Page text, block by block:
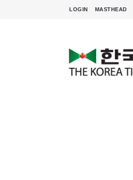
LOGIN MASTHEAD